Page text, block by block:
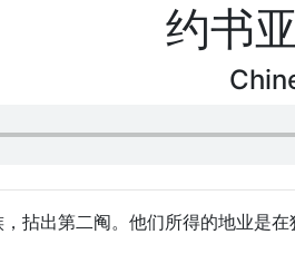
约书
拈出第二阄。他们所得的地业是在